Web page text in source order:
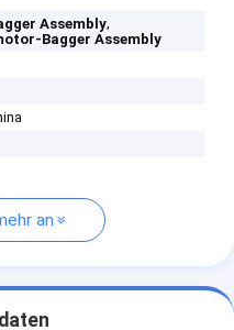
Assembly,
Bagger Assembly
an